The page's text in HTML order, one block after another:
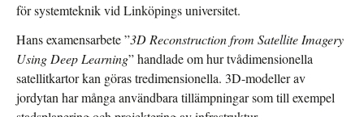
för systemteknik vid Linköpings universitet.
Hans examensarbete ”3D Reconstruction from Satellite Imagery
Using Deep Learning” handlade om hur tvådimensionella
satellitkartor kan göras tredimensionella. 3D-modeller av
jordytan har många användbara tillämpningar som till exempel